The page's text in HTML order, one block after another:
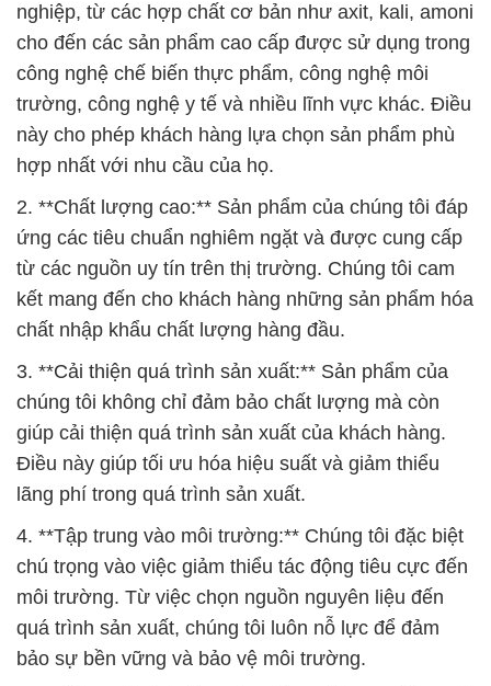
nghiệp, từ các hợp chất cơ bản như axit, kali, amoni
cho đến các sản phẩm cao cấp được sử dụng trong
công nghệ chế biến thực phẩm, công nghệ môi
trường, công nghệ y tế và nhiều lĩnh vực khác. Điều
này cho phép khách hàng lựa chọn sản phẩm phù
hợp nhất với nhu cầu của họ.
2. **Chất lượng cao:** Sản phẩm của chúng tôi đáp
ứng các tiêu chuẩn nghiêm ngặt và được cung cấp
từ các nguồn uy tín trên thị trường. Chúng tôi cam
kết mang đến cho khách hàng những sản phẩm hóa
chất nhập khẩu chất lượng hàng đầu.
3. **Cải thiện quá trình sản xuất:** Sản phẩm của
chúng tôi không chỉ đảm bảo chất lượng mà còn
giúp cải thiện quá trình sản xuất của khách hàng.
Điều này giúp tối ưu hóa hiệu suất và giảm thiểu
lãng phí trong quá trình sản xuất.
4. **Tập trung vào môi trường:** Chúng tôi đặc biệt
chú trọng vào việc giảm thiểu tác động tiêu cực đến
môi trường. Từ việc chọn nguồn nguyên liệu đến
quá trình sản xuất, chúng tôi luôn nỗ lực để đảm
bảo sự bền vững và bảo vệ môi trường.